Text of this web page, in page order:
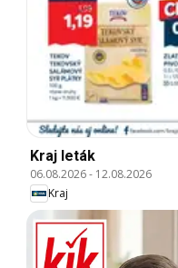
Kraj leták
06.08.2026- 12.08.2026
Kraj